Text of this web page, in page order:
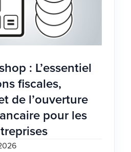
: L’essentiel
fiscales,
de l’ouverture
pour les